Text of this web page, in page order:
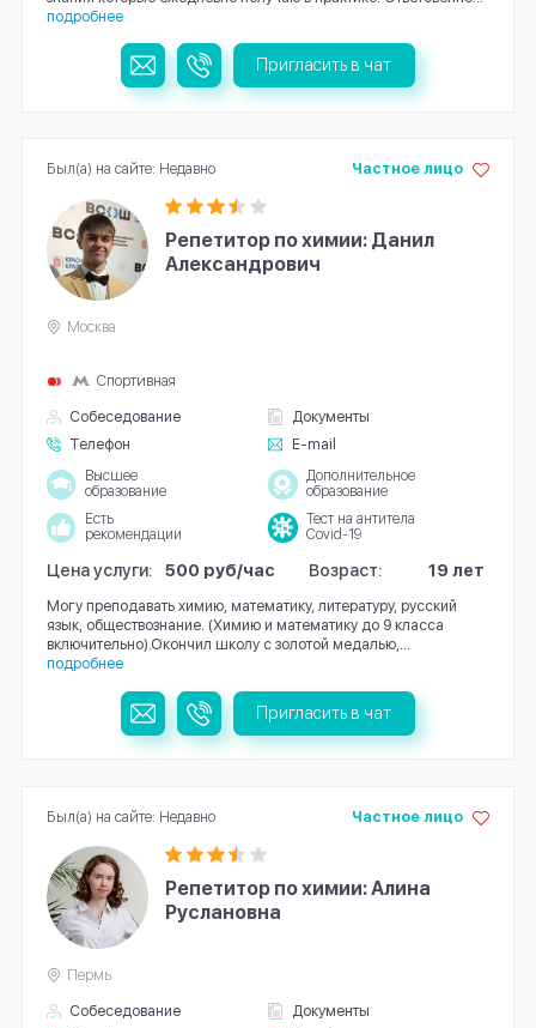
подробнее
Пригласить в чат
Репетитор по химии: Данил
Александрович
Собеседование
Документы
Телефон
E-mail
Частное лицо
Москва
Спортивная
Высшее
образование
Дополнительное
образование
Есть
рекомендации
Тест на антитела
Covid-19
Цена услуги: 500 руб/час Возраст: 19 лет
Могу преподавать химию, математику, литературу, русский
язык, обществознание. (Химию и математику до 9 класса
включительно).Окончил школу с золотой медалью,...
подробнее
Был(а) на сайте: Недавно
Пригласить в чат
Репетитор по химии: Алина
Руслановна
Собеседование
Документы
Частное лицо
Пермь
Был(а) на сайте: Недавно